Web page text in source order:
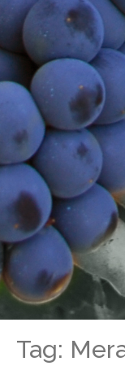
Tag: